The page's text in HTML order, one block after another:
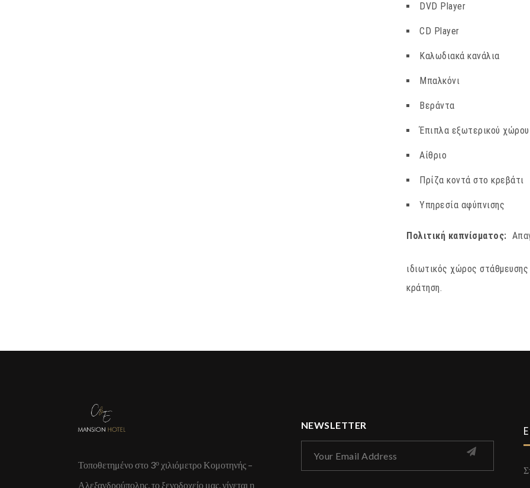
DVD Player
CD Player
Καλωδιακά κανάλια
Μπαλκόνι
Βεράντα
Έπιπλα εξωτερικού χώρου
Αίθριο
Πρίζα κοντά στο κρεβάτι
Υπηρεσία αφύπνισης
Πολιτική καπνίσματος: ​
ιδιωτικός χώρος
κράτηση.
Τοποθετημένο στο 3ο χιλιόμετρο Κομοτηνής –
Αλεξανδρούπολης, το ξενοδοχείο μας, γίνεται η
NEWSLETTER